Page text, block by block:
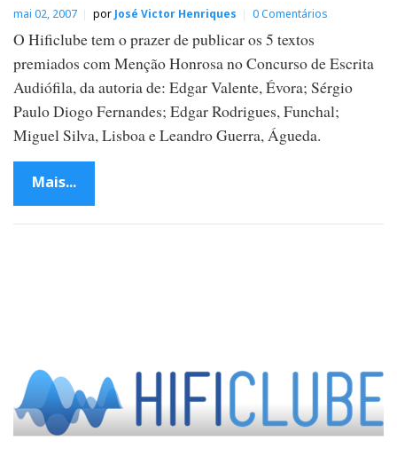
mai 02, 2007 por José Victor Henriques 0 Comentários
O Hificlube tem o prazer de publicar os 5 textos
premiados com Menção Honrosa no Concurso de Escrita
Audiófila, da autoria de: Edgar Valente, Évora; Sérgio
Paulo Diogo Fernandes; Edgar Rodrigues, Funchal;
Miguel Silva, Lisboa e Leandro Guerra, Águeda.
Mais...